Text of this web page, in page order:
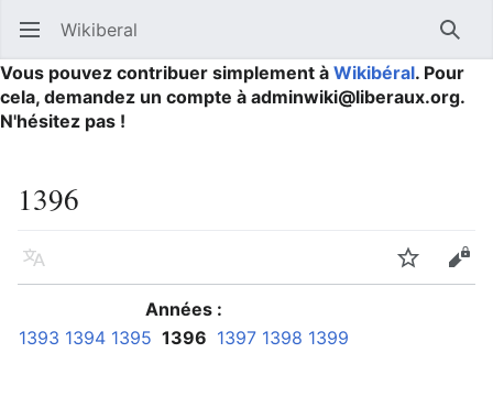
Ouvrir le menu principal Wikiberal
Vous pouvez contribuer simplement à Wikibéral. Pour
cela, demandez un compte à adminwiki@liberaux.org.
N'hésitez pas !
1396
Langue Suivre
Années :
1393 1394 1395 1396 1397 1398 1399